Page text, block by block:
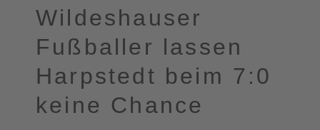
Wildeshauser
Fußballer lassen
Harpstedt beim 7:0
keine Chance